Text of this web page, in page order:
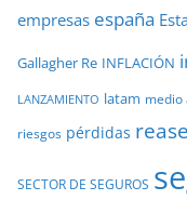
empresas españa
Gallagher Re INFLACIÓN
LANZAMIENTO latam medio
riesgos pérdidas
SECTOR DE SEGUROS